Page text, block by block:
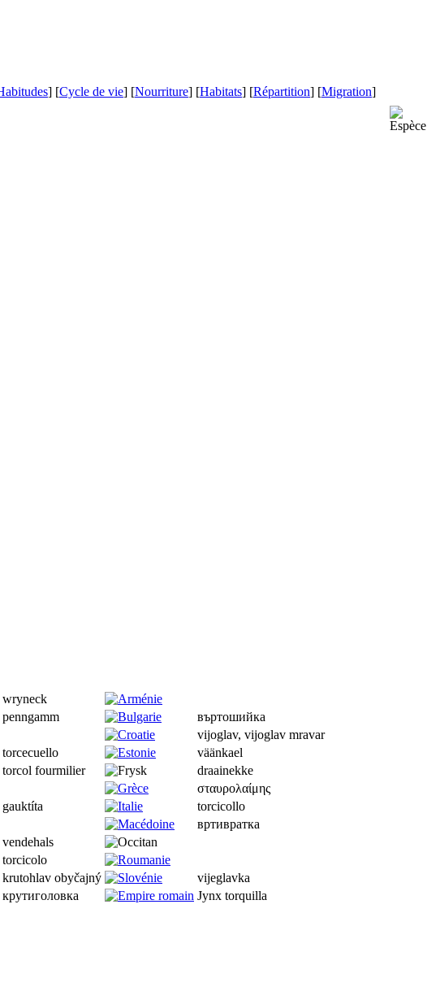
] [Cycle de vie] [Nourriture] [Habitats] [Répartition] [Migration]
wryneck
penngamm
въртошийка
vijoglav, vijoglav mravar
torcecuello
väänkael
torcol fourmilier
draainekke
σταυρολαίμης
gauktíta
torcicollo
вртивратка
vendehals
torcicolo
krutohlav obyčajný
vijeglavka
крутиголовка Jynx torquilla